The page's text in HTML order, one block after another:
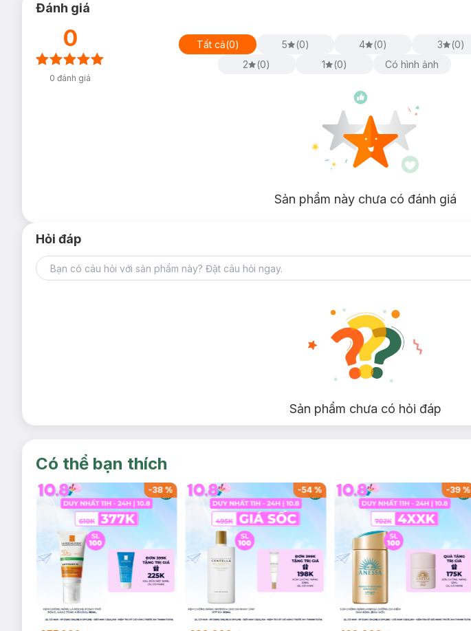
Đánh giá
0
0 đánh giá
Tất cả(0) 5 (0) 4 (0) 3 (0)
2
(0) 1 (0) Có hình ảnh
Sản phẩm này chưa có đánh giá
Hỏi đáp
Sản phẩm chưa có hỏi đáp
Có thể bạn thích
-38% -54% -39%